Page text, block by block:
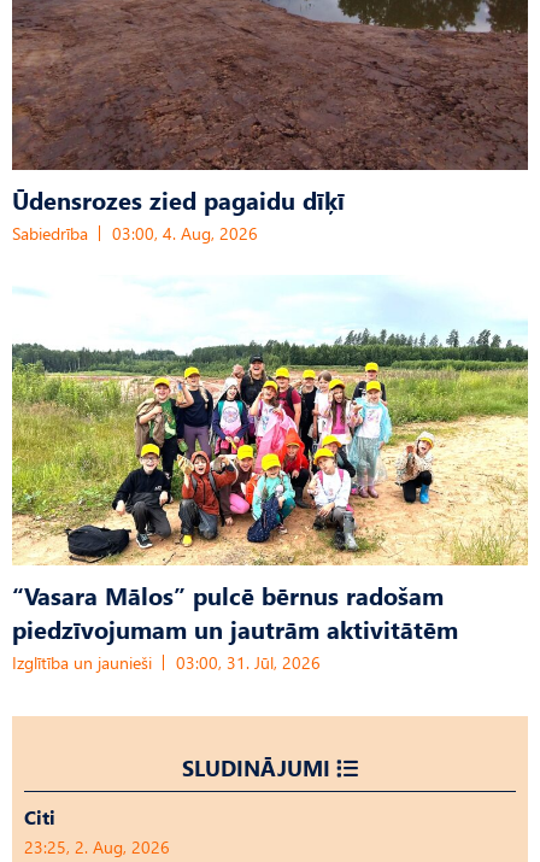
Ūdensrozes zied pagaidu dīķī
Sabiedrība 03:00, 4. Aug, 2026
“Vasara Mālos” pulcē bērnus radošam
piedzīvojumam un jautrām aktivitātēm
Izglītība un jaunieši 03:00, 31. Jūl, 2026
SLUDINĀJUMI
Citi
23:25, 2. Aug, 2026